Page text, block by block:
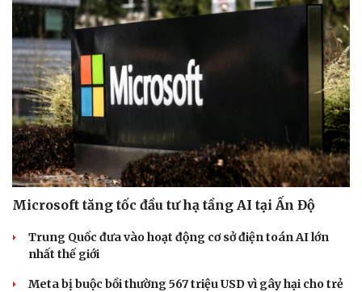
Văn hóa
Sân khấu - Điện ảnh
Âm nhạc
Di sản
Giải trí
Nghệ sĩ
Sao Việt
Microsoft tăng tốc đầu tư hạ tầng AI tại Ấn Độ
Trung Quốc đưa vào hoạt động cơ sở điện toán AI lớn
nhất thế giới
Meta bị buộc bồi thường 567 triệu USD vì gây hại cho trẻ